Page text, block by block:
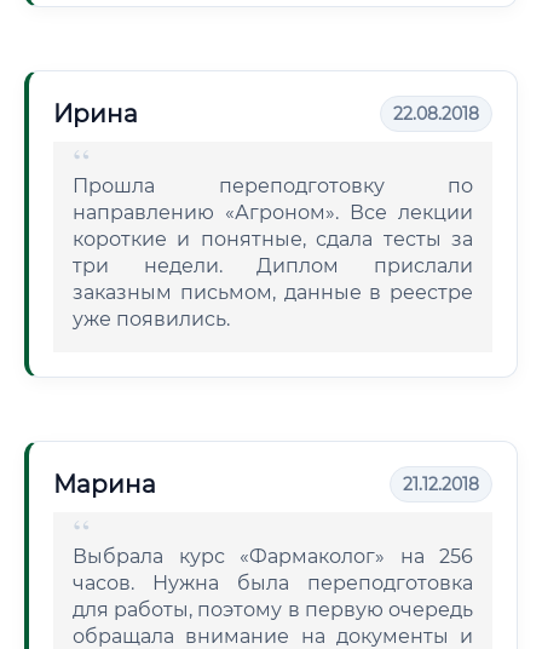
Ирина 22.08.2018
Прошла переподготовку по
направлению «Агроном». Все лекции
короткие и понятные, сдала тесты за
три недели. Диплом прислали
заказным письмом, данные в реестре
уже появились.
Марина 21.12.2018
Выбрала курс «Фармаколог» на 256
часов. Нужна была переподготовка
для работы, поэтому в первую очередь
обращала внимание на документы и